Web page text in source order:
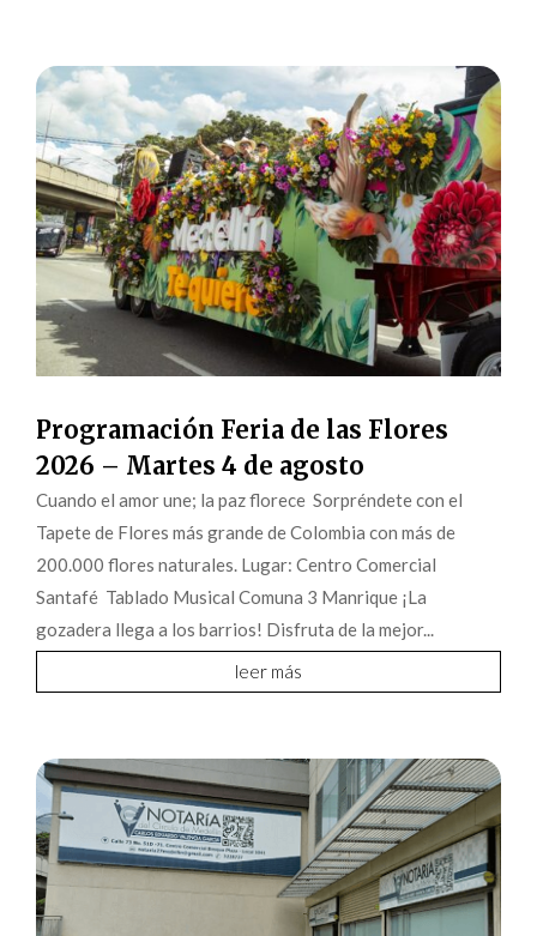
Programación Feria de las Flores
2026 – Martes 4 de agosto
Cuando el amor une; la paz florece Sorpréndete con el
Tapete de Flores más grande de Colombia con más de
200.000 flores naturales. Lugar: Centro Comercial
Santafé Tablado Musical Comuna 3 Manrique ¡La
gozadera llega a los barrios! Disfruta de la mejor...
leer más